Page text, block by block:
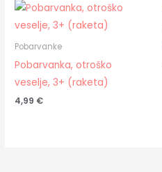
Pobarvanke
Pobarvanka, otroško
veselje, 3+ (raketa)
4,99 €